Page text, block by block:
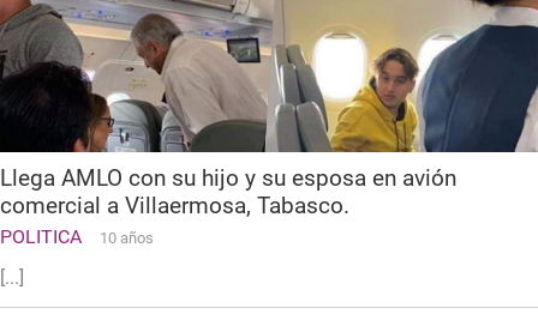
Llega AMLO con su hijo y su esposa en avión
comercial a Villaermosa, Tabasco.
POLITICA 10 años
[...]